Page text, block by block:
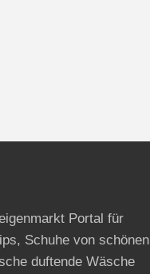
Portal für
Schuhe von schönen
duftende Wäsche